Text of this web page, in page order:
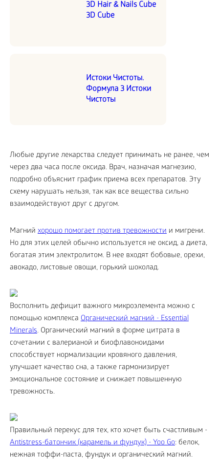
3D Hair & Nails Cube
3D Cube
Истоки Чистоты.
Формула 3 Истоки
Чистоты
Любые другие лекарства следует принимать не ранее, чем
через два часа после оксида. Врач, назначая магнезию,
подробно объяснит график приема всех препаратов. Эту
схему нарушать нельзя, так как все вещества сильно
взаимодействуют друг с другом.
Магний хорошо помогает против тревожности и мигрени.
Но для этих целей обычно используется не оксид, а диета,
богатая этим электролитом. В нее входят бобовые, орехи,
авокадо, листовые овощи, горький шоколад.
Восполнить дефицит важного микроэлемента можно с
помощью комплекса Органический магний - Essential
Minerals. Органический магний в форме цитрата в
сочетании с валерианой и биофлавоноидами
способствует нормализации кровяного давления,
улучшает качество сна, а также гармонизирует
эмоциональное состояние и снижает повышенную
тревожность.
Правильный перекус для тех, кто хочет быть счастливым -
Antistress-батончик (карамель и фундук) - Yoo Gо: белок,
нежная тоффи-паста, фундук и органический магний.